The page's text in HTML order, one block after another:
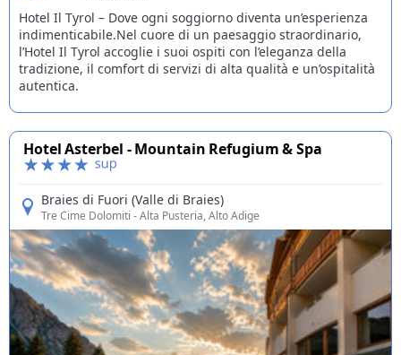
Hotel Il Tyrol – Dove ogni soggiorno diventa un’esperienza
indimenticabile.Nel cuore di un paesaggio straordinario,
l’Hotel Il Tyrol accoglie i suoi ospiti con l’eleganza della
tradizione, il comfort di servizi di alta qualità e un’ospitalità
autentica.
Hotel Asterbel - Mountain Refugium & Spa
Braies di Fuori (Valle di Braies)
Tre Cime Dolomiti - Alta Pusteria, Alto Adige